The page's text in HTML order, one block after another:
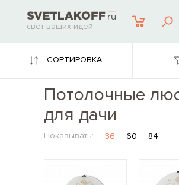
свет ваших идей
СОРТИРОВКА
Потолочные
для дачи
Показывать: 36 60 84